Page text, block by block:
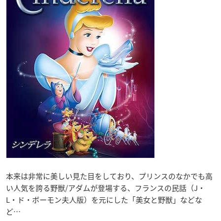
本来は非常に美しい見た目をしており、プリンスのなかでも高
い人気を誇る野獣/アダムが登場する、フランスの民話（J・
L・ド・ボーモン夫人版）を元にした「美女と野獣」などな
ど…